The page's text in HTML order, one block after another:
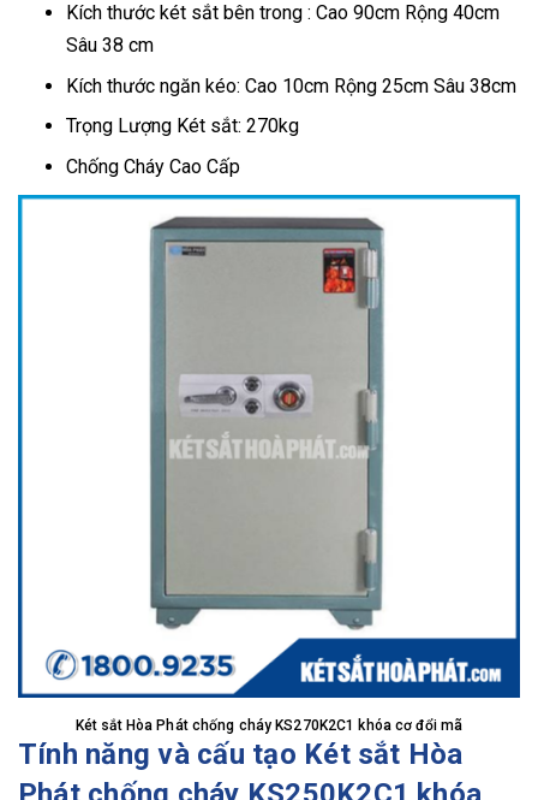
Kích thước két sắt bên trong : Cao 90cm Rộng 40cm
Sâu 38 cm
Kích thước ngăn kéo: Cao 10cm Rộng 25cm Sâu 38cm
Trọng Lượng Két sắt: 270kg
Chống Cháy Cao Cấp
Két sắt Hòa Phát chống cháy KS270K2C1 khóa cơ đổi mã
Tính năng và cấu tạo Két sắt Hòa